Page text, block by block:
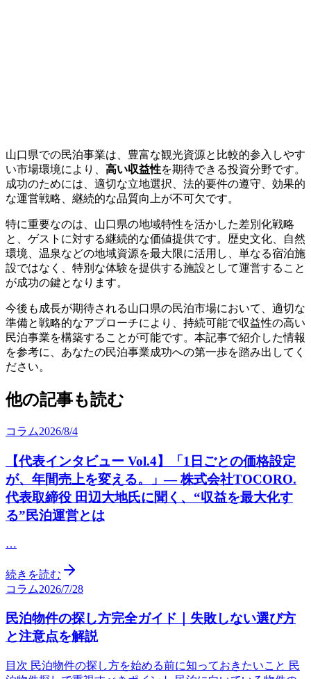
山口県での民泊事業は、豊富な観光資源と比較的参入しやす
い市場環境により、 高い収益性を期待できる投資分野です。
成功のためには、適切な立地選択、法的要件の遵守、効果的
な運営戦略、継続的な品質向上が不可欠です。
特に重要なのは、山口県の地域特性を活かした差別化戦略
と、ゲストに対する継続的な価値提供です。歴史文化、自然
環境、温泉などの地域資源を最大限に活用し、単なる宿泊施
設ではなく、特別な体験を提供する施設として運営すること
が成功の鍵となります。
今後も成長が期待される山口県の民泊市場において、適切な
準備と戦略的なアプローチにより、持続可能で収益性の高い
民泊事業を構築することが可能です。本記事で紹介した情報
を参考に、あなたの民泊事業成功への第一歩を踏み出してく
ださい。
他の記事も読む
コラム2026/8/4
【代表インタビュー Vol.4】「1日ごとの価格設定
が、年間売上を変える。」— 株式会社TOCORO.
代表取締役 田辺大地氏に聞く、“収益を最大化す
る”民泊運営とは
…
続きを読む
コラム2026/7/28
民泊物件の探し方完全ガイド｜失敗しない選び方
と注意点を解説
目次 民泊物件の探し方を始める前に知っておきたいこと 民